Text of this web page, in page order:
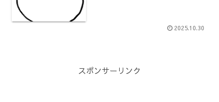
2025.10.30
スポンサーリンク